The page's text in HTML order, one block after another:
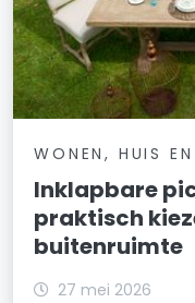
WONEN, HUIS
Inklapbare
praktisch
buitenruimte
27 mei 2026